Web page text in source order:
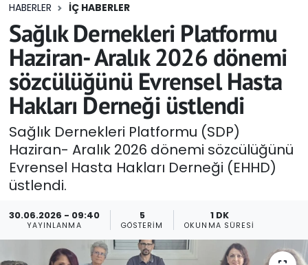
HABERLER İÇ HABERLER
Sağlık Dernekleri Platformu
Haziran- Aralık 2026 dönemi
sözcülüğünü Evrensel Hasta
Hakları Derneği üstlendi
Sağlık Dernekleri Platformu (SDP)
Haziran- Aralık 2026 dönemi sözcülüğünü
Evrensel Hasta Hakları Derneği (EHHD)
üstlendi.
30.06.2026 - 09:40
YAYINLANMA
5
GÖSTERIM
1 DK
OKUNMA SÜRESI
Eğitim
Ekonomi
Foto Galeri
GEZİ
Güncel
Gündem
KKTC
KKTC YEREL SEÇİM 2018
Tüm Manşetler
Son Dakika Haberleri
Haber Arşivi